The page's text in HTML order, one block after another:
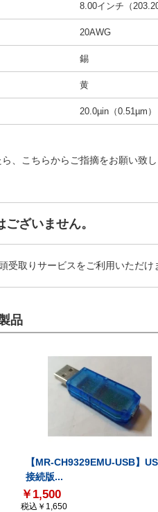
8.00インチ（
20AWG
錫
黄
20.0µin（0.51µm）
、こちらからご指摘をお願い致し
ざいません。
受取りサービスをご利用いただけ
品
【MR-CH9329EMU-USB】
接続版...
￥1,500
税込￥1,650